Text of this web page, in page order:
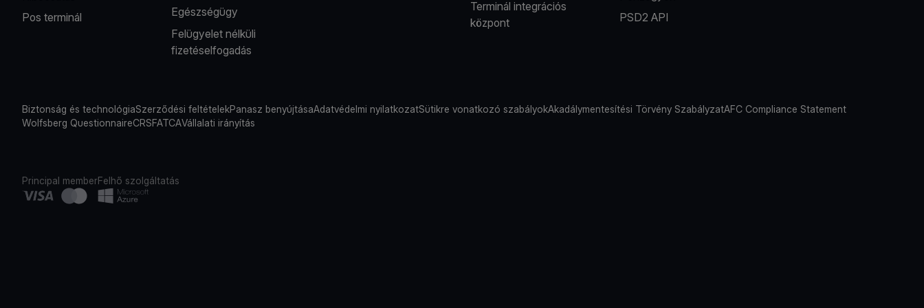
Pos terminál
Egészségügy
Felügyelet nélküli
fizetéselfogadás
Terminál integrációs
központ
PSD2 API
Biztonság és technológiaSzerződési feltételekPanasz benyújtásaAdatvédelmi nyilatkozatSütikre vonatkozó szabályokAkadálymentesítési Törvény SzabályzatAFC Compliance Statement
Wolfsberg QuestionnaireCRSFATCAVállalati irányítás
Principal memberFelhő szolgáltatás